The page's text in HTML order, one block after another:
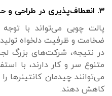
۳. انعطاف‌پذیری در طراحی و حمل‌ونقل
پالت چوبی می‌تواند با
ضخامت و ظرفیت دلخواه
در نتیجه، شرکت‌های بزرگ
متنوع سر و کار دارند، با
می‌توانند چیدمان کانتینرها
کاهش دهند.